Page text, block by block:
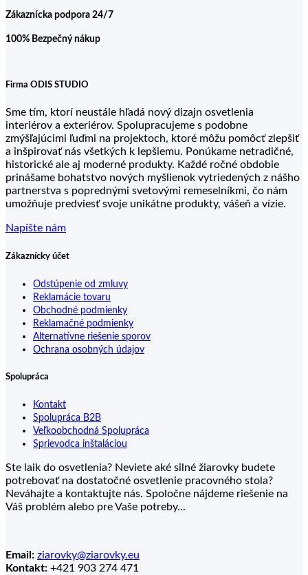
Zákaznícka podpora 24/7
100% Bezpečný nákup
Firma ODIS STUDIO
Sme tím, ktorí neustále hľadá nový dizajn osvetlenia
interiérov a exteriérov. Spolupracujeme s podobne
zmýšľajúcimi ľuďmi na projektoch, ktoré môžu pomôcť zlepšiť
a inšpirovať nás všetkých k lepšiemu. Ponúkame netradičné,
historické ale aj moderné produkty. Každé ročné obdobie
prinášame bohatstvo nových myšlienok vytriedených z nášho
partnerstva s poprednými svetovými remeselníkmi, čo nám
umožňuje predviesť svoje unikátne produkty, vášeň a vízie.
Napíšte nám
Zákaznícky účet
Odstúpenie od zmluvy
Reklamácie tovaru
Obchodné podmienky
Reklamačné podmienky
Alternatívne riešenie sporov
Ochrana osobných údajov
Spolupráca
Kontakt
Spolupráca B2B
Veľkoobchodná Spolupráca
Sprievodca inštaláciou
Ste laik do osvetlenia? Neviete aké silné žiarovky budete
potrebovať na dostatočné osvetlenie pracovného stola?
Neváhajte a kontaktujte nás. Spoločne nájdeme riešenie na
Váš problém alebo pre Vaše potreby...
Email: ziarovky@ziarovky.eu
Kontakt: +421 903 274 471